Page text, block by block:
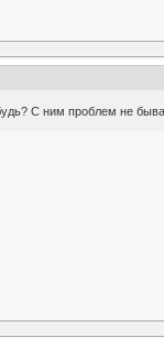
С ним проблем не